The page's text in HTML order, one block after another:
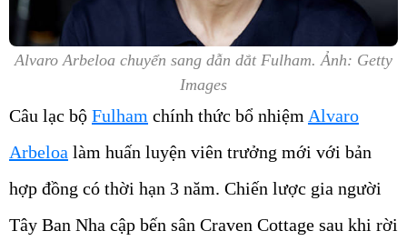
Alvaro Arbeloa chuyển sang dẫn dắt Fulham. Ảnh: Getty
Images
Câu lạc bộ Fulham chính thức bổ nhiệm Alvaro
Arbeloa làm huấn luyện viên trưởng mới với bản
hợp đồng có thời hạn 3 năm. Chiến lược gia người
Tây Ban Nha cập bến sân Craven Cottage sau khi rời